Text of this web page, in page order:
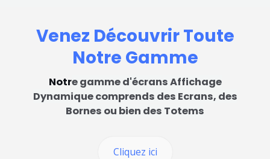
Venez Découvrir Toute
Notre Gamme
Notre gamme d'écrans Affichage
Dynamique comprends des Ecrans, des
Bornes ou bien des Totems
Cliquez ici